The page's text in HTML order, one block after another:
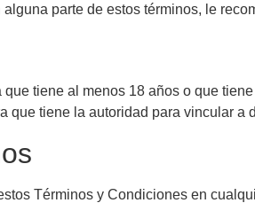
parte de estos términos, le
que tiene al menos 18 años o que
tiene la autoridad para vincular a
Términos y Condiciones en